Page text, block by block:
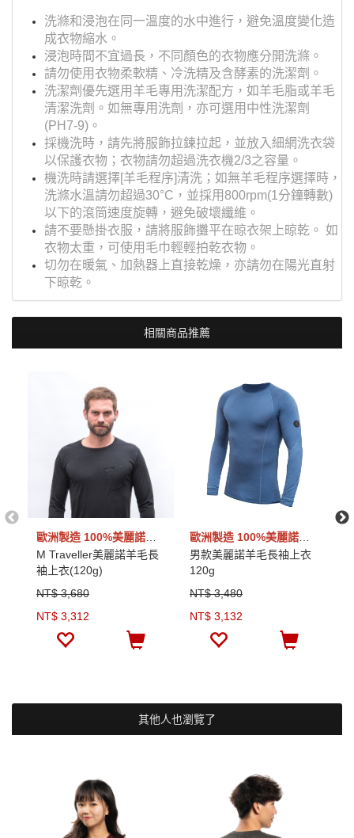
洗滌和浸泡在同一溫度的水中進行，避免溫度變化造
成衣物縮水。
浸泡時間不宜過長，不同顏色的衣物應分開洗滌。
請勿使用衣物柔軟精、冷洗精及含酵素的洗潔劑。
洗潔劑優先選用羊毛專用洗潔配方，如羊毛脂或羊毛
清潔洗劑。如無專用洗劑，亦可選用中性洗潔劑
(PH7-9)。
採機洗時，請先將服飾拉鍊拉起，並放入細網洗衣袋
以保護衣物；衣物請勿超過洗衣機2/3之容量。
機洗時請選擇[羊毛程序]清洗；如無羊毛程序選擇時，
洗滌水溫請勿超過30°C，並採用800rpm(1分鐘轉數)
以下的滾筒速度旋轉，避免破壞纖維。
請不要懸掛衣服，請將服飾攤平在晾衣架上晾乾。 如
衣物太重，可使用毛巾輕輕拍乾衣物。
切勿在暖氣、加熱器上直接乾燥，亦請勿在陽光直射
下晾乾。
相關商品推薦
歐洲製造 100%美麗諾羊毛
M Traveller美麗諾羊毛長
袖上衣(120g)
NT$ 3,680
NT$ 3,312
歐洲製造 100%美麗諾羊毛
男款美麗諾羊毛長袖上衣
120g
NT$ 3,480
NT$ 3,132
其他人也瀏覽了